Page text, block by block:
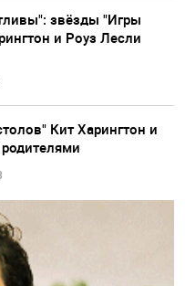
звёзды "Игры
и Роуз Лесли
Кит Харингтон и